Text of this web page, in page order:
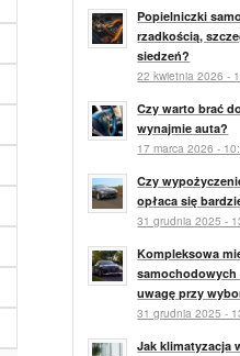
Popielniczki
rzadkością,
siedzeń?
22 kwietnia 2026 -
Czy warto brać
wynajmie auta?
17 marca 2026 -
Czy
opłaca się
31 grudnia 2025 -
Kompleksowa
samochodowych
uwagę przy
31 grudnia 2025 -
Jak klimatyzacja